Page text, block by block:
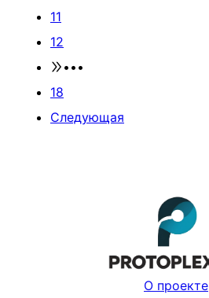
11
12
•••
18
Следующая
О проекте